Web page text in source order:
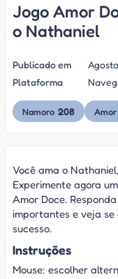
Jogo Amor
o Nathaniel
Publicado em
Plataforma
Namoro 208 Amor
Você ama o
Experimente agora
Amor Doce.
importantes e veja se
sucesso.
Instruções
Mouse: escolher